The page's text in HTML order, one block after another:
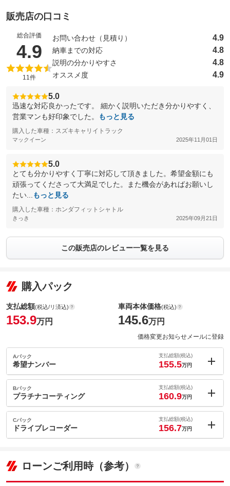
販売店の口コミ
総合評価
4.9 （5点満点中）
11件
お問い合わせ（見積り） 4.9
納車までの対応 4.8
説明の分かりやすさ 4.8
オススメ度 4.9
5.0
迅速な対応良かったです。 細かく説明いただき分かりやすく、
営業マンも好印象でした。
もっと見る
購入した車種：スズキキャリイトラック
マックイーン 2025年11月01日
5.0
とても分かりやすく丁寧に対応して頂きました。希望金額にも
頑張ってくださって大満足でした。また機会があればお願いし
たい...
もっと見る
購入した車種：ホンダフィットシャトル
きっき 2025年09月21日
この販売店のレビュー一覧を見る
購入パック
支払総額(税込/リ済込)
153.9万円
車両本体価格(税込)
145.6万円
価格変更お知らせメールに登録
Aパック
希望ナンバー
支払総額(税込)
155.5万円
内：オプシ
ョン価格
(税込)
車両本体価
145.6万円
パック内容
Bパック
プラチナコーティング
支払総額(税込)
160.9万円
内：オプシ
ョン価格
(税込)
車両本体価
Cパック
ドライブレコーダー
支払総額(税込)
156.7万円
車両本体価
145.6
ローンご利用時（参考）